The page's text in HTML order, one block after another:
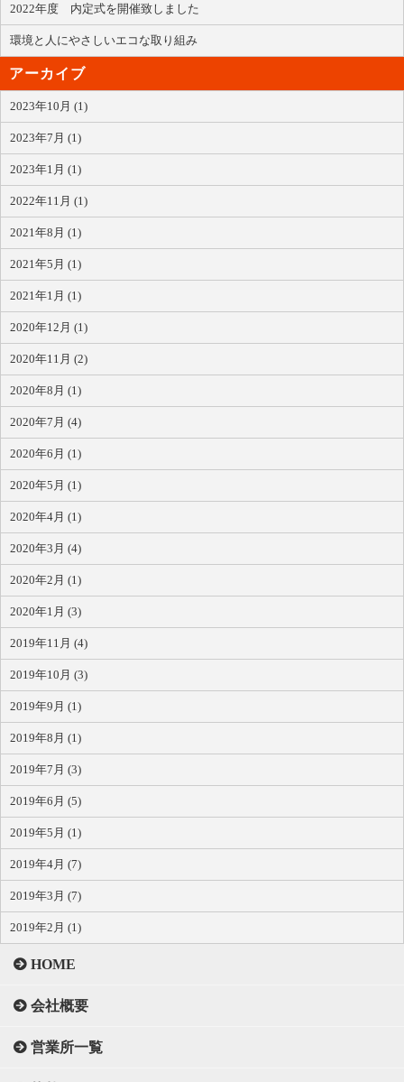
2022年度 内定式を開催致しました
環境と人にやさしいエコな取り組み
アーカイブ
2023年10月 (1)
2023年7月 (1)
2023年1月 (1)
2022年11月 (1)
2021年8月 (1)
2021年5月 (1)
2021年1月 (1)
2020年12月 (1)
2020年11月 (2)
2020年8月 (1)
2020年7月 (4)
2020年6月 (1)
2020年5月 (1)
2020年4月 (1)
2020年3月 (4)
2020年2月 (1)
2020年1月 (3)
2019年11月 (4)
2019年10月 (3)
2019年9月 (1)
2019年8月 (1)
2019年7月 (3)
2019年6月 (5)
2019年5月 (1)
2019年4月 (7)
2019年3月 (7)
2019年2月 (1)
HOME
会社概要
営業所一覧